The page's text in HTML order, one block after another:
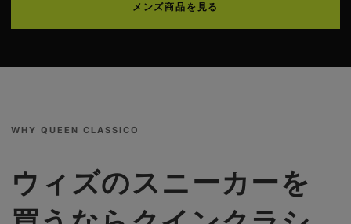
メンズ商品を見る
WHY QUEEN CLASSICO
ウィズのスニーカーを